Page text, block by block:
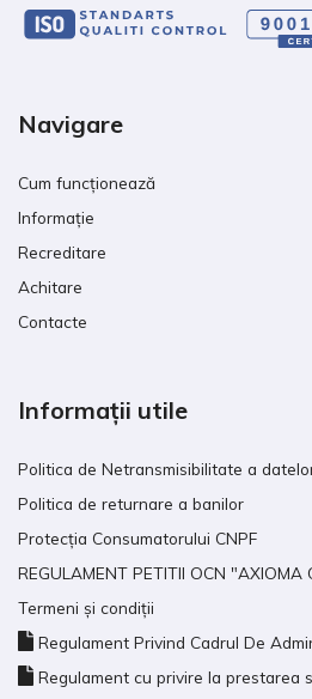
Navigare
Cum funcționează
Informație
Recreditare
Achitare
Contacte
Informații utile
Politica de Netransmisibilitate a
Politica de returnare a banilor
Protecția Consumatorului CNPF
REGULAMENT PETITII OCN "AXIOMA
Termeni și condiții
Regulament Privind Cadrul De
Regulament cu privire la prestarea